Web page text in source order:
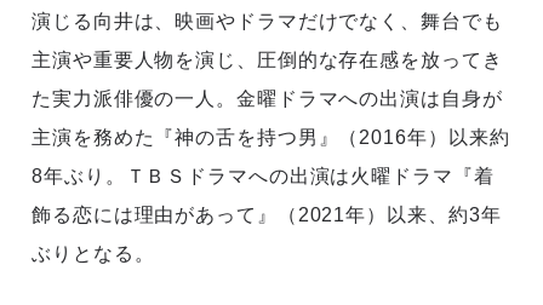
演じる向井は、映画やドラマだけでなく、舞台でも
主演や重要人物を演じ、圧倒的な存在感を放ってき
た実力派俳優の一人。金曜ドラマへの出演は自身が
主演を務めた『神の舌を持つ男』（2016年）以来約
8年ぶり。ＴＢＳドラマへの出演は火曜ドラマ『着
飾る恋には理由があって』（2021年）以来、約3年
ぶりとなる。